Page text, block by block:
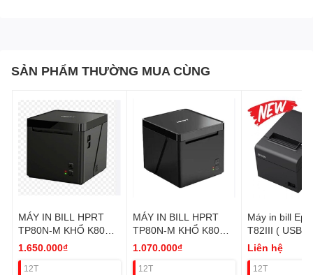
SẢN PHẨM THƯỜNG MUA CÙNG
MÁY IN BILL HPRT
TP80N-M KHỔ K80
(USB+WIFI+BLUETOO
1.650.000₫
12T
MÁY IN BILL HPRT
TP80N-M KHỔ K80
(USB+LAN) VAT
1.070.000₫
12T
Máy in bill
T82III ( USB
RS232) VAT
Liên hệ
12T